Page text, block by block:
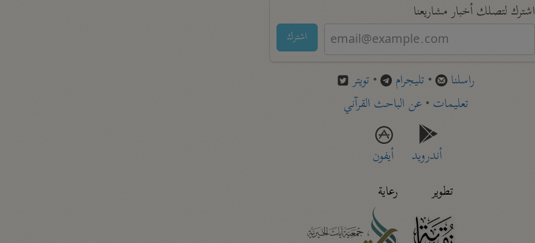
اشترك لتصلك أخبار مشاريعنا
اشترك
راسلنا • تليجرام • تويتر
تعليمات• عن الباحث القرآني
أندرويد
أيفون
تطوير
رعاية